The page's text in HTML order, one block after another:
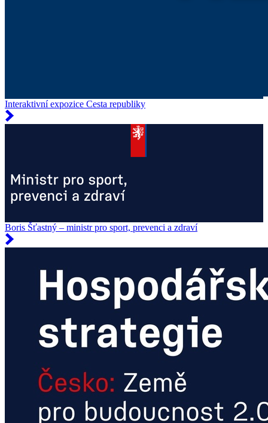
Interaktivní expozice Cesta republiky
Boris Šťastný – ministr pro sport, prevenci a zdraví